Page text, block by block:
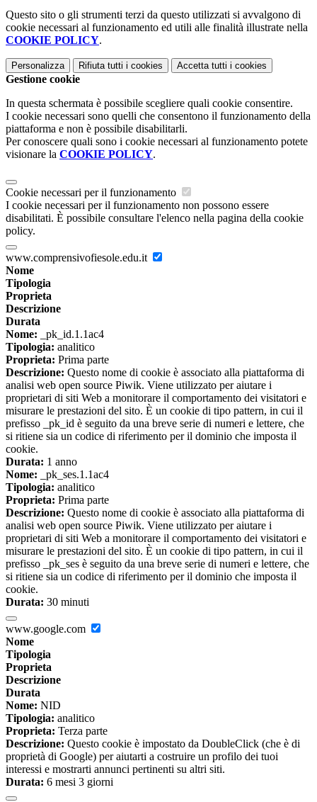
Questo sito o gli strumenti terzi da questo utilizzati si avvalgono di
cookie necessari al funzionamento ed utili alle finalità illustrate nella
COOKIE POLICY.
Personalizza Rifiuta tutti i cookies Accetta tutti i cookies
Gestione cookie
In questa schermata è possibile scegliere quali cookie consentire.
I cookie necessari sono quelli che consentono il funzionamento della
piattaforma e non è possibile disabilitarli.
Per conoscere quali sono i cookie necessari al funzionamento potete
visionare la COOKIE POLICY.
Cookie necessari per il funzionamento
I cookie necessari per il funzionamento non possono essere
disabilitati. È possibile consultare l'elenco nella pagina della cookie
policy.
www.comprensivofiesole.edu.it
Nome
Tipologia
Proprieta
Descrizione
Durata
Nome: _pk_id.1.1ac4
Tipologia: analitico
Proprieta: Prima parte
Descrizione: Questo nome di cookie è associato alla piattaforma di
analisi web open source Piwik. Viene utilizzato per aiutare i
proprietari di siti Web a monitorare il comportamento dei visitatori e
misurare le prestazioni del sito. È un cookie di tipo pattern, in cui il
prefisso _pk_id è seguito da una breve serie di numeri e lettere, che
si ritiene sia un codice di riferimento per il dominio che imposta il
cookie.
Durata: 1 anno
Nome: _pk_ses.1.1ac4
Tipologia: analitico
Proprieta: Prima parte
Descrizione: Questo nome di cookie è associato alla piattaforma di
analisi web open source Piwik. Viene utilizzato per aiutare i
proprietari di siti Web a monitorare il comportamento dei visitatori e
misurare le prestazioni del sito. È un cookie di tipo pattern, in cui il
prefisso _pk_ses è seguito da una breve serie di numeri e lettere, che
si ritiene sia un codice di riferimento per il dominio che imposta il
cookie.
Durata: 30 minuti
www.google.com
Nome
Tipologia
Proprieta
Descrizione
Durata
Nome: NID
Tipologia: analitico
Proprieta: Terza parte
Descrizione: Questo cookie è impostato da DoubleClick (che è di
proprietà di Google) per aiutarti a costruire un profilo dei tuoi
interessi e mostrarti annunci pertinenti su altri siti.
Durata: 6 mesi 3 giorni